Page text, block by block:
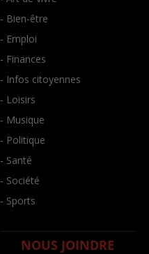
- Bien-être
- Emploi
- Finances
- Infos citoyennes
- Loisirs
- Musique
- Politique
- Santé
- Société
- Sports
NOUS JOINDRE